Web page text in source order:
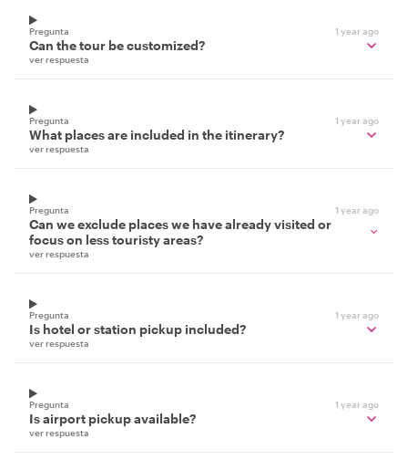
Pregunta 1 year ago
Can the tour be customized?
ver respuesta
Pregunta 1 year ago
What places are included in the itinerary?
ver respuesta
Pregunta 1 year ago
Can we exclude places we have already visited or
focus on less touristy areas?
ver respuesta
Pregunta 1 year ago
Is hotel or station pickup included?
ver respuesta
Pregunta 1 year ago
Is airport pickup available?
ver respuesta